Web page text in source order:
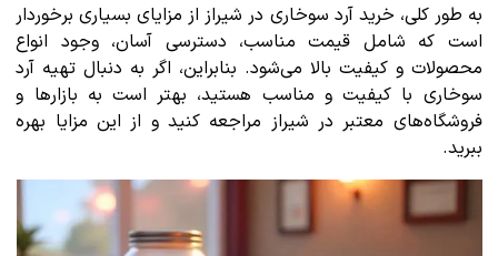
به طور کلی، خرید آرد سوخاری در شیراز از مزایای بسیاری برخوردار
است که شامل قیمت مناسب، دسترسی آسان، وجود انواع
محصولات و کیفیت بالا می‌شود. بنابراین، اگر به دنبال تهیه آرد
سوخاری با کیفیت و مناسب هستید، بهتر است به بازارها و
فروشگاه‌های معتبر در شیراز مراجعه کنید و از این مزایا بهره
ببرید.